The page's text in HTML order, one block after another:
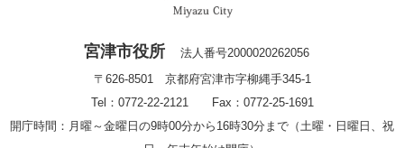
宮津市役所
法人番号2000020262056
〒626-8501 京都府宮津市字柳縄手345-1
Tel：0772-22-2121 Fax：0772-25-1691
開庁時間：月曜～金曜日の9時00分から16時30分まで（土曜・日曜日、祝